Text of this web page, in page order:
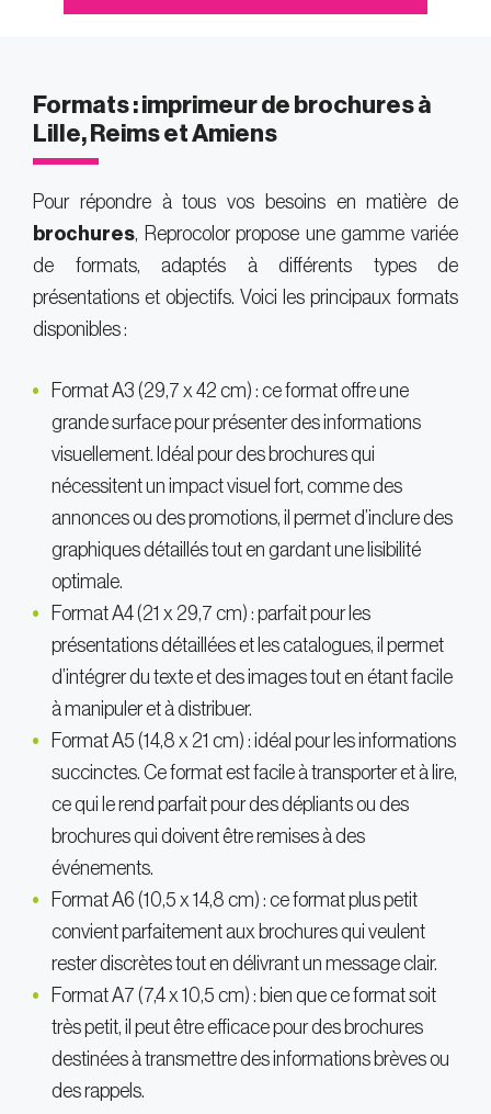
Formats : imprimeur de brochures à
Lille, Reims et Amiens
Pour répondre à tous vos besoins en matière de
brochures, Reprocolor propose une gamme variée
de formats, adaptés à différents types de
présentations et objectifs. Voici les principaux formats
disponibles :
Format A3 (29,7 x 42 cm) : ce format offre une
grande surface pour présenter des informations
visuellement. Idéal pour des brochures qui
nécessitent un impact visuel fort, comme des
annonces ou des promotions, il permet d’inclure des
graphiques détaillés tout en gardant une lisibilité
optimale.
Format A4 (21 x 29,7 cm) : parfait pour les
présentations détaillées et les catalogues, il permet
d’intégrer du texte et des images tout en étant facile
à manipuler et à distribuer.
Format A5 (14,8 x 21 cm) : idéal pour les informations
succinctes. Ce format est facile à transporter et à lire,
ce qui le rend parfait pour des dépliants ou des
brochures qui doivent être remises à des
événements.
Format A6 (10,5 x 14,8 cm) : ce format plus petit
convient parfaitement aux brochures qui veulent
rester discrètes tout en délivrant un message clair.
Format A7 (7,4 x 10,5 cm) : bien que ce format soit
très petit, il peut être efficace pour des brochures
destinées à transmettre des informations brèves ou
des rappels.